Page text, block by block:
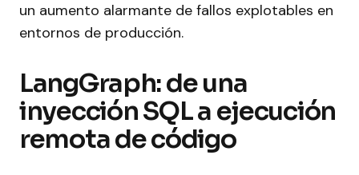
un aumento alarmante de fallos explotables en
entornos de producción.
LangGraph: de una
inyección SQL a ejecución
remota de código